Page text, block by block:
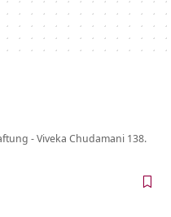
- Viveka Chudamani 138.